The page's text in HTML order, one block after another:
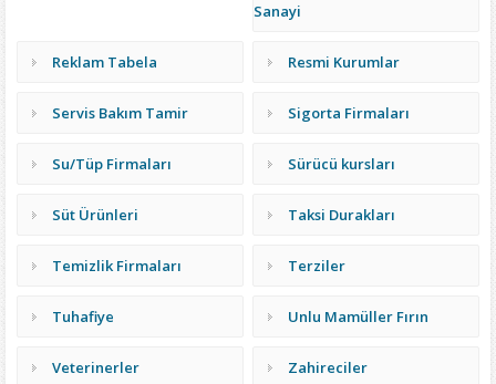
Sanayi
Reklam Tabela Resmi Kurumlar
Servis Bakım Tamir Sigorta Firmaları
Su/Tüp Firmaları Sürücü kursları
Süt Ürünleri Taksi Durakları
Temizlik Firmaları Terziler
Tuhafiye Unlu Mamüller Fırın
Veterinerler Zahireciler